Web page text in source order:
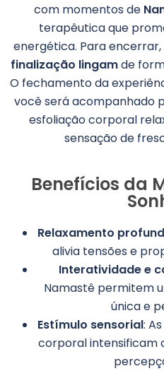
com momentos de
terapêutica que
energética. Para
finalização lingamde
O fechamento da
você será acompanhado
esfoliação corporal
sensação de
Benefícios da
Relaxamento
alivia tensões e
Interatividade e
Namastê permitem
única e
Estímulo sensorial:
corporal intensificam